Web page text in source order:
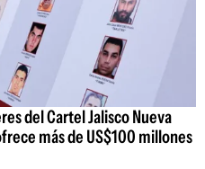
del Cartel Jalisco Nueva
más de US$100 millones